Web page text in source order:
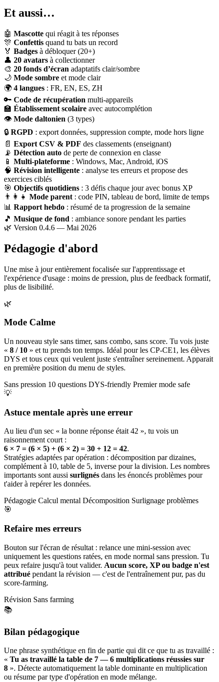
Et aussi…
🤖 Mascotte qui réagit à tes réponses
🎊 Confettis quand tu bats un record
🏅 Badges à débloquer (20+)
👤 20 avatars à collectionner
🎨 20 fonds d’écran adaptatifs clair/sombre
🌙 Mode sombre et mode clair
🌍 4 langues : FR, EN, ES, ZH
🔑 Code de récupération multi-appareils
🏫 Établissement scolaire avec autocomplétion
👁 Mode daltonien (3 types)
🔒 RGPD : export données, suppression compte, mode hors ligne
📄 Export CSV & PDF des classements (enseignant)
📡 Détection auto de perte de connexion en classe
📱 Multi-plateforme : Windows, Mac, Android, iOS
🧠 Révision intelligente : analyse tes erreurs et propose des
exercices ciblés
🎯 Objectifs quotidiens : 3 défis chaque jour avec bonus XP
👨‍👩‍👧 Mode parent : code PIN, tableau de bord, limite de temps
📊 Rapport hebdo : résumé de ta progression de la semaine
🎵 Musique de fond : ambiance sonore pendant les parties
🌿 Version 0.4.6 — Mai 2026
Pédagogie d'abord
Une mise à jour entièrement focalisée sur l'apprentissage et
l'expérience d'usage : moins de pression, plus de feedback formatif,
plus de lisibilité.
🌿
Mode Calme
Un nouveau style sans timer, sans combo, sans score. Tu vois juste
« 8 / 10 » et tu prends ton temps. Idéal pour les CP-CE1, les élèves
DYS et tous ceux qui veulent juste s'entraîner sereinement. Apparait
en première position du menu de styles.
Sans pression 10 questions DYS-friendly Premier mode safe
💡
Astuce mentale après une erreur
Au lieu d'un sec « la bonne réponse était 42 », tu vois un
raisonnement court :
6 × 7 = (6 × 5) + (6 × 2) = 30 + 12 = 42.
Stratégies adaptées par opération : décomposition par dizaines,
complément à 10, table de 5, inverse pour la division. Les nombres
importants sont aussi surlignés dans les énoncés problèmes pour
t'aider à repérer les données.
Pédagogie Calcul mental Décomposition Surlignage problèmes
🎯
Refaire mes erreurs
Bouton sur l'écran de résultat : relance une mini-session avec
uniquement les questions ratées, en mode normal sans pression. Tu
peux refaire jusqu'à tout valider. Aucun score, XP ou badge n'est
attribué pendant la révision — c'est de l'entraînement pur, pas du
score-farming.
Révision Sans farming
📚
Bilan pédagogique
Une phrase synthétique en fin de partie qui dit ce que tu as travaillé :
« Tu as travaillé la table de 7 — 6 multiplications réussies sur
8 ». Détecte automatiquement la table dominante en multiplication
ou résume par type d'opération en mode mélange.